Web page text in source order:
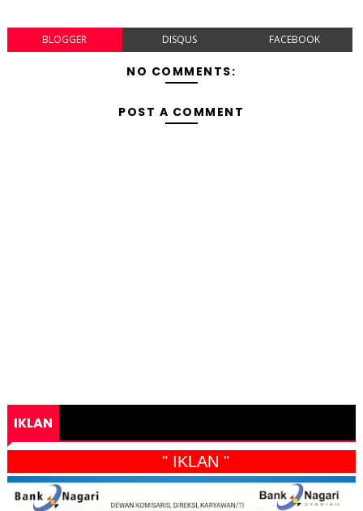
BLOGGER DISQUS FACEBOOK
NO COMMENTS:
POST A COMMENT
IKLAN
" IKLAN "